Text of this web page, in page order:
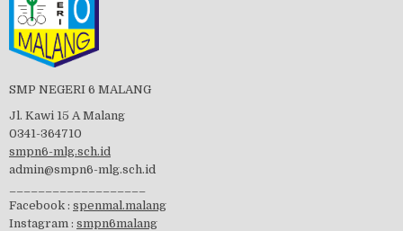
visitasi PPK 2019
SMP NEGERI 6 MALANG
Jl. Kawi 15 A Malang
0341-364710
smpn6-mlg.sch.id
admin@smpn6-mlg.sch.id
Facebook : spenmal.malang
Instagram : smpn6malang